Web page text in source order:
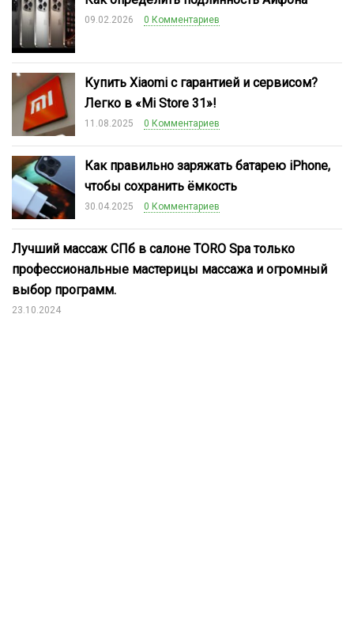
09.02.2026 0 Комментариев
Купить Xiaomi с гарантией и сервисом?
Легко в «Mi Store 31»!
11.08.2025 0 Комментариев
Как правильно заряжать батарею iPhone,
чтобы сохранить ёмкость
30.04.2025 0 Комментариев
Лучший массаж СПб в салоне TORO Spa только
профессиональные мастерицы массажа и огромный
выбор программ.
23.10.2024